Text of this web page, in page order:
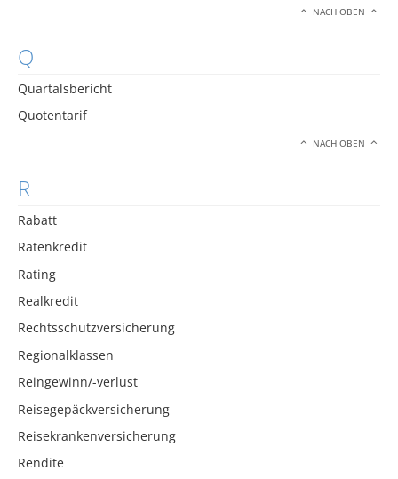
NACH OBEN
Q
Quartalsbericht
Quotentarif
NACH OBEN
R
Rabatt
Ratenkredit
Rating
Realkredit
Rechtsschutzversicherung
Regionalklassen
Reingewinn/-verlust
Reisegepäckversicherung
Reisekrankenversicherung
Rendite